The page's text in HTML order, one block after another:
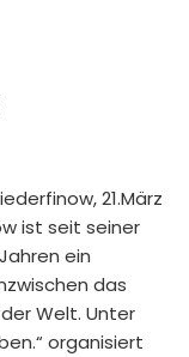
21.März
ist seit seiner
ein
das
Welt. Unter
organisiert